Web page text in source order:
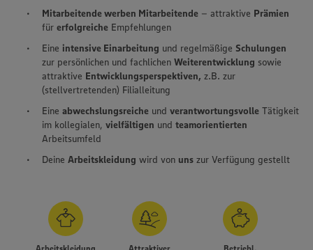
Mitarbeitende werben Mitarbeitende – attraktive Prämien
für erfolgreiche Empfehlungen
Eine intensive Einarbeitung und regelmäßige Schulungen
zur persönlichen und fachlichen Weiterentwicklung sowie
attraktive Entwicklungsperspektiven, z.B. zur
(stellvertretenden) Filialleitung
Eine abwechslungsreiche und verantwortungsvolle Tätigkeit
im kollegialen, vielfältigen und teamorientierten
Arbeitsumfeld
Deine Arbeitskleidung wird von uns zur Verfügung gestellt